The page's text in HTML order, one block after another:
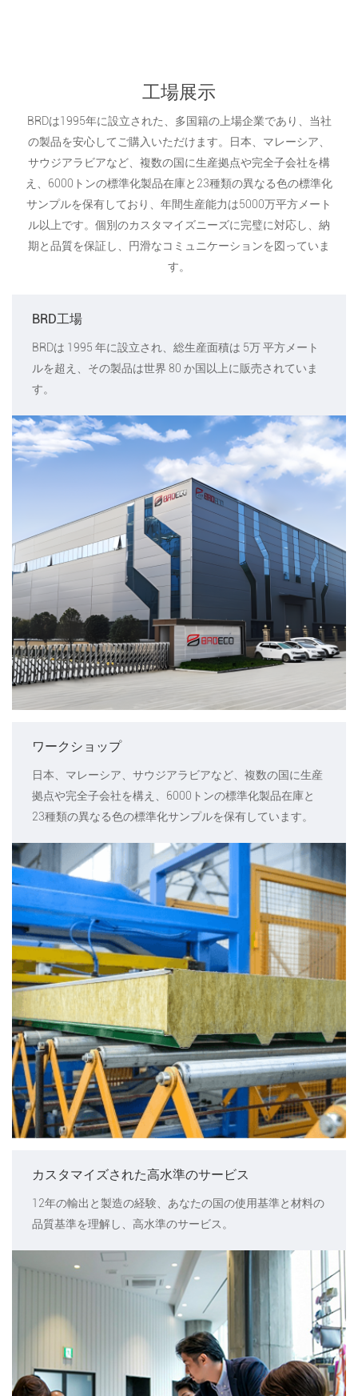
工場展示
BRDは1995年に設立された、多国籍の上場企業であり、当社
の製品を安心してご購入いただけます。日本、マレーシア、
サウジアラビアなど、複数の国に生産拠点や完全子会社を構
え、6000トンの標準化製品在庫と23種類の異なる色の標準化
サンプルを保有しており、年間生産能力は5000万平方メート
ル以上です。個別のカスタマイズニーズに完璧に対応し、納
期と品質を保証し、円滑なコミュニケーションを図っていま
す。
BRD工場
BRDは 1995 年に設立され、総生産面積は 5万 平方メート
ルを超え、その製品は世界 80 か国以上に販売されていま
す。
ワークショップ
日本、マレーシア、サウジアラビアなど、複数の国に生産
拠点や完全子会社を構え、6000トンの標準化製品在庫と
23種類の異なる色の標準化サンプルを保有しています。
カスタマイズされた高水準のサービス
12年の輸出と製造の経験、あなたの国の使用基準と材料の
品質基準を理解し、高水準のサービス。